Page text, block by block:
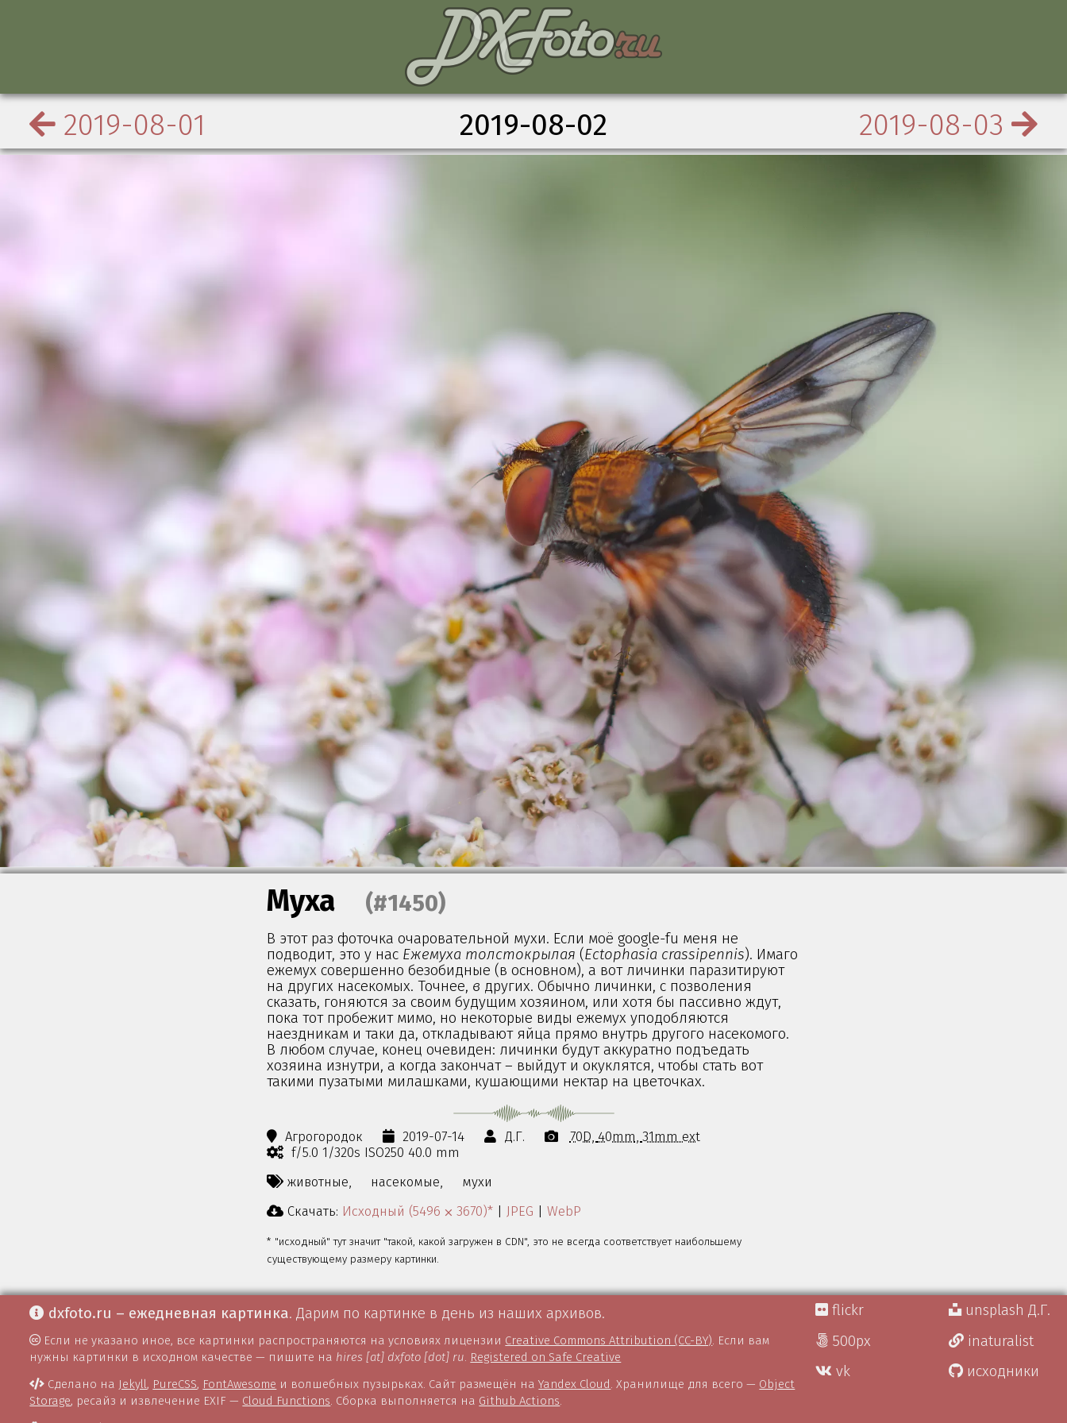
2019-08-01 2019-08-02 2019-08-03
Муха (#1450)
В этот раз фоточка очаровательной мухи. Если моё google-fu меня не
подводит, это у нас Ежемуха толстокрылая (Ectophasia crassipennis). Имаго
ежемух совершенно безобидные (в основном), а вот личинки паразитируют
на других насекомых. Точнее, в других. Обычно личинки, с позволения
сказать, гоняются за своим будущим хозяином, или хотя бы пассивно ждут,
пока тот пробежит мимо, но некоторые виды ежемух уподобляются
наездникам и таки да, откладывают яйца прямо внутрь другого насекомого.
В любом случае, конец очевиден: личинки будут аккуратно подъедать
хозяина изнутри, а когда закончат – выйдут и окуклятся, чтобы стать вот
такими пузатыми милашками, кушающими нектар на цветочках.
Агрогородок 2019-07-14 Д.Г. 70D 40mm 31mm ext
f/5.0 1/320s ISO250 40.0 mm
животные,
насекомые,
мухи
Скачать: Исходный (5496 ⨉ 3670)* JPEG WebP
* "исходный" тут значит "такой, какой загружен в CDN", это не всегда соответствует наибольшему
существующему размеру картинки.
dxfoto.ru – ежедневная картинка. Дарим по картинке в день из наших архивов.
Если не указано иное, все картинки распространяются на условиях лицензии Creative Commons Attribution (CC-BY). Если вам
нужны картинки в исходном качестве — пишите на hires [at] dxfoto [dot] ru. Registered on Safe Creative
Сделано на Jekyll, PureCSS, FontAwesome и волшебных пузырьках. Сайт размещён наYandex Cloud. Хранилище для всего — Object
Storage, ресайз и извлечение EXIF — Cloud Functions. Сборка выполняется на Github Actions.
flickr
500px
vk
unsplash Д.Г.
inaturalist
исходники